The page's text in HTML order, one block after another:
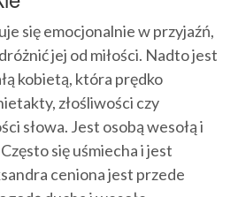
się emocjonalnie w przyjaźń,
jej od miłości. Nadto jest
kobietą, która prędko
złośliwości czy
słowa. Jest osobą wesołą i
się uśmiecha i jest
ceniona jest przede